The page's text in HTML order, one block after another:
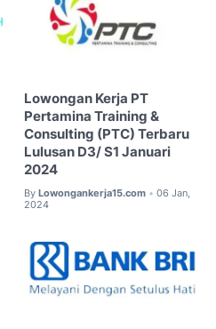
Lowongan Kerja PT
Pertamina Training &
Consulting (PTC) Terbaru
Lulusan D3/ S1 Januari
2024
By Lowongankerja15.com • 06 Jan,
2024